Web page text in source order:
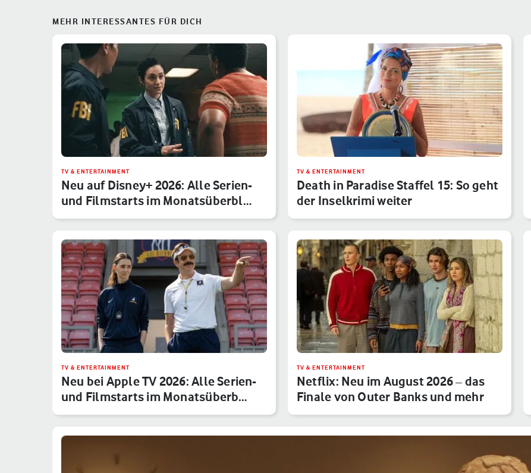
MEHR INTERESSANTES FÜR DICH
TV & ENTERTAINMENT
Neu auf Disney+ 2026: Alle Serien-
und Filmstarts im Monatsüberbl…
TV & ENTERTAINMENT
Death in Paradise Staffel 15: So geht
der Inselkrimi weiter
TV & ENTERTAINMENT
Neu bei Apple TV 2026: Alle Serien-
und Filmstarts im Monatsüberb…
TV & ENTERTAINMENT
Netflix: Neu im August 2026 – das
Finale von Outer Banks und mehr